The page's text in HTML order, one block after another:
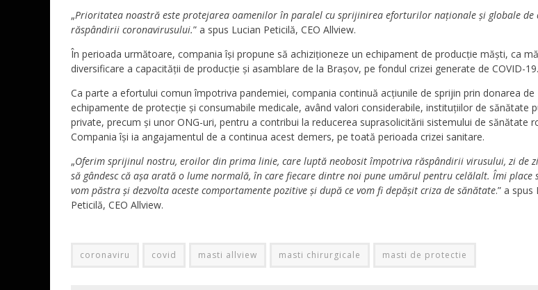
„Prioritatea noastră este protejarea oamenilor în paralel cu sprijinirea eforturilor naționale și globale de
răspândirii coronavirusului.” a spus Lucian Peticilă, CEO Allview.
În perioada următoare, compania își propune să achiziționeze un echipament de producție măști, ca
diversificare a capacității de producție și asamblare de la Brașov, pe fondul crizei generate de COVID-19.
Ca parte a efortului comun împotriva pandemiei, compania continuă acțiunile de sprijin prin donarea de
echipamente de protecție și consumabile medicale, având valori considerabile, instituțiilor de sănătate
private, precum și unor ONG-uri, pentru a contribui la reducerea suprasolicitării sistemului de sănătate
Compania își ia angajamentul de a continua acest demers, pe toată perioada crizei sanitare.
„Oferim sprijinul nostru, eroilor din prima linie, care luptă neobosit împotriva răspândirii virusului, zi de
să gândesc că așa arată o lume normală, în care fiecare dintre noi pune umărul pentru celălalt. Îmi place
vom păstra și dezvolta aceste comportamente pozitive și după ce vom fi depășit criza de sănătate.” a spus
Peticilă, CEO Allview.
coronaviru covid masti allview masti chirurgicale masti de protectie